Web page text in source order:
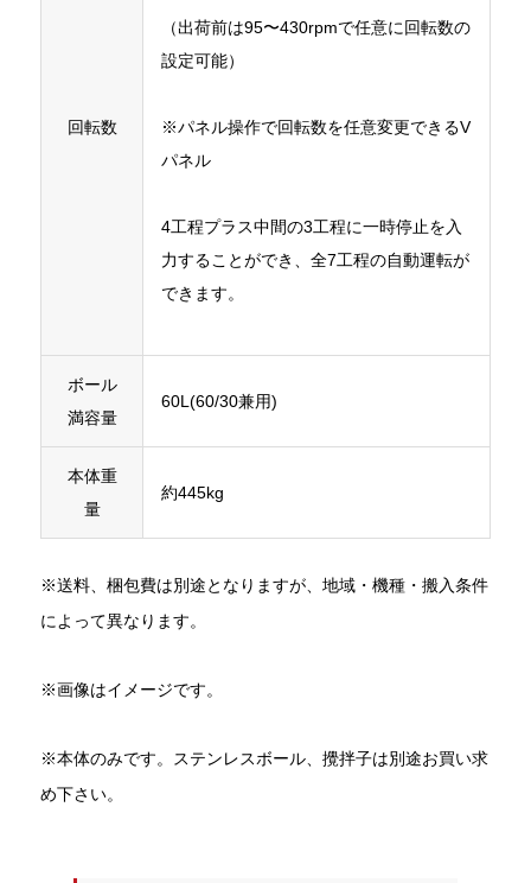
回転数
（出荷前は95〜430rpmで任意に回転数の
設定可能）
※パネル操作で回転数を任意変更できるV
パネル
4工程プラス中間の3工程に一時停止を入
力することができ、全7工程の自動運転が
できます。
ボール
満容量
60L(60/30兼用)
本体重
量
約445kg
※送料、梱包費は別途となりますが、地域・機種・搬入条件
によって異なります。
※画像はイメージです。
※本体のみです。ステンレスボール、攪拌子は別途お買い求
め下さい。